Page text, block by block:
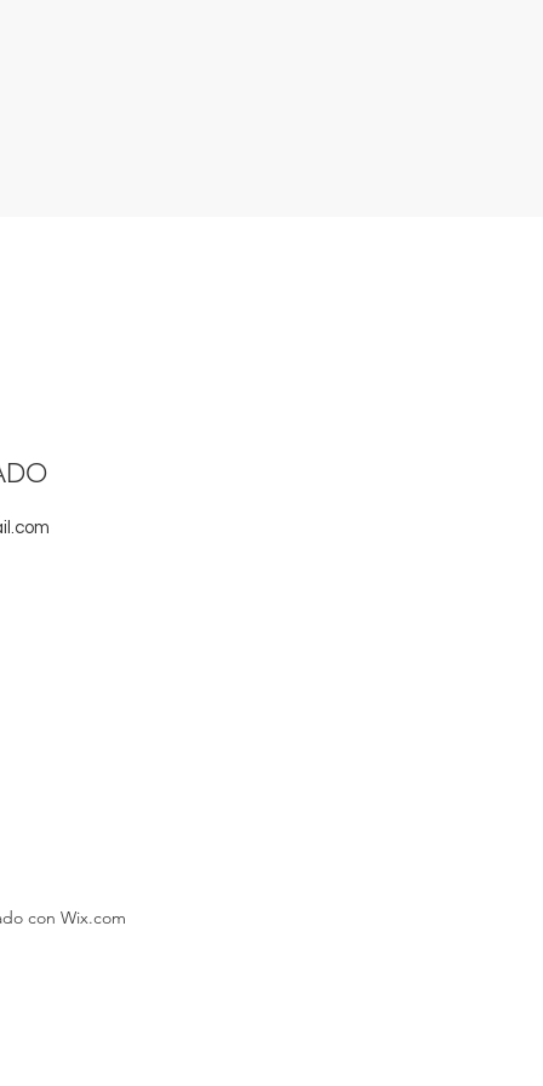
con Wix.com